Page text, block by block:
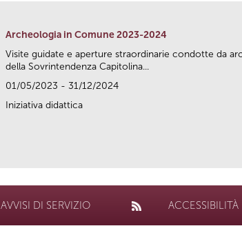
Archeologia in Comune 2023-2024
Visite guidate e aperture straordinarie condotte da
della Sovrintendenza Capitolina...
01/05/2023 - 31/12/2024
Iniziativa didattica
AVVISI DI SERVIZIO ACCESSIBILITÀ